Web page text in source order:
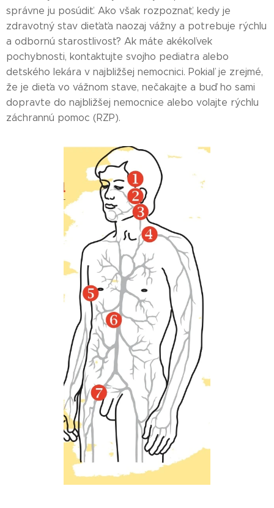
správne ju posúdiť. Ako však rozpoznať, kedy je
zdravotný stav dieťaťa naozaj vážny a potrebuje rýchlu
a odbornú starostlivosť? Ak máte akékoľvek
pochybnosti, kontaktujte svojho pediatra alebo
detského lekára v najbližšej nemocnici. Pokiaľ je zrejmé,
že je dieťa vo vážnom stave, nečakajte a buď ho sami
dopravte do najbližšej nemocnice alebo volajte rýchlu
záchrannú pomoc (RZP).